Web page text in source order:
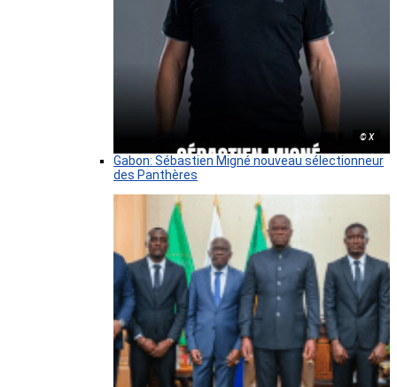
© X
Gabon: Sébastien Migné nouveau sélectionneur
des Panthères